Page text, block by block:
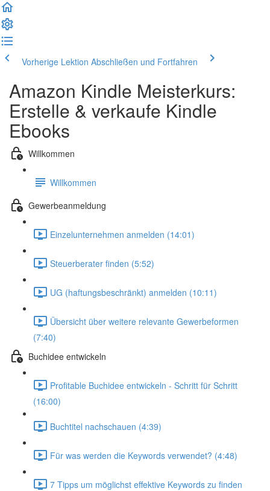
Vorherige Lektion Abschließen und Fortfahren
Amazon Kindle Meisterkurs:
Erstelle & verkaufe Kindle
Ebooks
Willkommen
Willkommen
Gewerbeanmeldung
Einzelunternehmen anmelden (14:01)
Steuerberater finden (5:52)
UG (haftungsbeschränkt) anmelden (10:11)
Übersicht über weitere relevante Gewerbeformen
(7:40)
Buchidee entwickeln
Profitable Buchidee entwickeln - Schritt für Schritt
(16:00)
Buchtitel nachschauen (4:39)
Für was werden die Keywords verwendet? (4:48)
7 Tipps um möglichst effektive Keywords zu finden